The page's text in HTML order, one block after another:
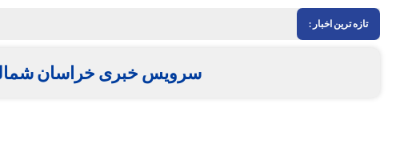
تازه ترین اخبار :
سرویس خبری خراسان